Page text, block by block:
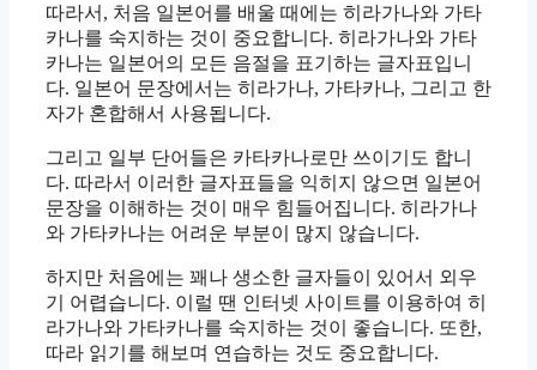
따라서, 처음 일본어를 배울 때에는 히라가나와 가타
카나를 숙지하는 것이 중요합니다. 히라가나와 가타
카나는 일본어의 모든 음절을 표기하는 글자표입니
다. 일본어 문장에서는 히라가나, 가타카나, 그리고 한
자가 혼합해서 사용됩니다.
그리고 일부 단어들은 카타카나로만 쓰이기도 합니
다. 따라서 이러한 글자표들을 익히지 않으면 일본어
문장을 이해하는 것이 매우 힘들어집니다. 히라가나
와 가타카나는 어려운 부분이 많지 않습니다.
하지만 처음에는 꽤나 생소한 글자들이 있어서 외우
기 어렵습니다. 이럴 땐 인터넷 사이트를 이용하여 히
라가나와 가타카나를 숙지하는 것이 좋습니다. 또한,
따라 읽기를 해보며 연습하는 것도 중요합니다.